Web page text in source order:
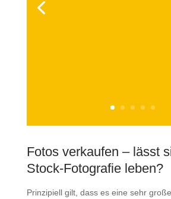
Fotos verkaufen – lässt
Stock-Fotografie leben?
Prinzipiell gilt, dass es eine sehr